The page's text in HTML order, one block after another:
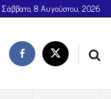
Σάββατο, 8 Αυγούστου, 2026